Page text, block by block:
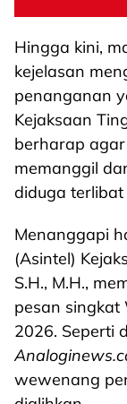
Hingga kini,
kejelasan
penanganan
Kejaksaan
berharap
memanggil
diduga terlibat
Menanggapi
(Asintel)
S.H., M.H.,
pesan singkat
2026. Seperti
wewenang